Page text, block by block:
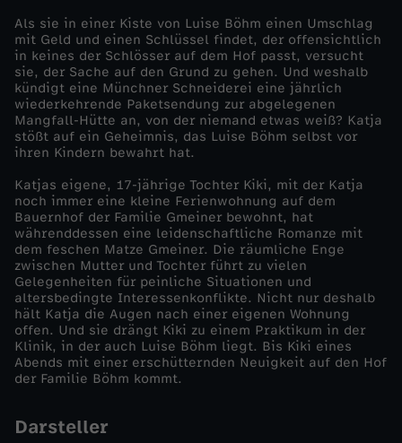
e
r
Als sie in einer Kiste von Luise Böhm einen Umschlag
mit Geld und einen Schlüssel findet, der offensichtlich
in keines der Schlösser auf dem Hof passt, versucht
sie, der Sache auf den Grund zu gehen. Und weshalb
kündigt eine Münchner Schneiderei eine jährlich
wiederkehrende Paketsendung zur abgelegenen
Mangfall-Hütte an, von der niemand etwas weiß? Katja
stößt auf ein Geheimnis, das Luise Böhm selbst vor
ihren Kindern bewahrt hat.
Katjas eigene, 17-jährige Tochter Kiki, mit der Katja
noch immer eine kleine Ferienwohnung auf dem
Bauernhof der Familie Gmeiner bewohnt, hat
währenddessen eine leidenschaftliche Romanze mit
dem feschen Matze Gmeiner. Die räumliche Enge
zwischen Mutter und Tochter führt zu vielen
Gelegenheiten für peinliche Situationen und
altersbedingte Interessenkonflikte. Nicht nur deshalb
hält Katja die Augen nach einer eigenen Wohnung
offen. Und sie drängt Kiki zu einem Praktikum in der
Klinik, in der auch Luise Böhm liegt. Bis Kiki eines
Abends mit einer erschütternden Neuigkeit auf den Hof
der Familie Böhm kommt.
Darsteller